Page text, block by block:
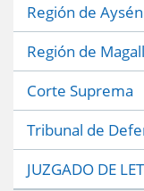
Región de Aysén
Región de
Corte Suprema
Tribunal de
JUZGADO DE